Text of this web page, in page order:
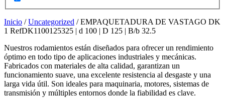
Inicio /Uncategorized / EMPAQUETADURA DE VASTAGO DK
1 RefDK1100125325 | d 100 | D 125 | B/b 32.5
Nuestros rodamientos están diseñados para ofrecer un rendimiento
óptimo en todo tipo de aplicaciones industriales y mecánicas.
Fabricados con materiales de alta calidad, garantizan un
funcionamiento suave, una excelente resistencia al desgaste y una
larga vida útil. Son ideales para maquinaria, motores, sistemas de
transmisión y múltiples entornos donde la fiabilidad es clave.
sabremos qué
interesa más
de lo que
cómo poder
mejorar con
tu ayuda.
Experiencia